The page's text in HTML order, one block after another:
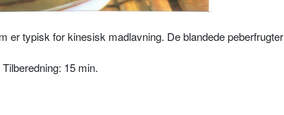
typisk for kinesisk madlavning. De blandede peberfrugter
15 min.